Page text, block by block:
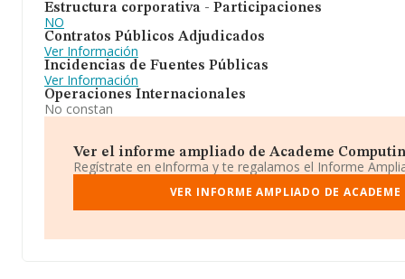
Estructura corporativa - Participaciones
NO
Contratos Públicos Adjudicados
Ver Información
Incidencias de Fuentes Públicas
Ver Información
Operaciones Internacionales
No constan
Ver el informe ampliado de Academe
Regístrate en eInforma y te regalamos el Informe
VER INFORME AMPLIADO DE